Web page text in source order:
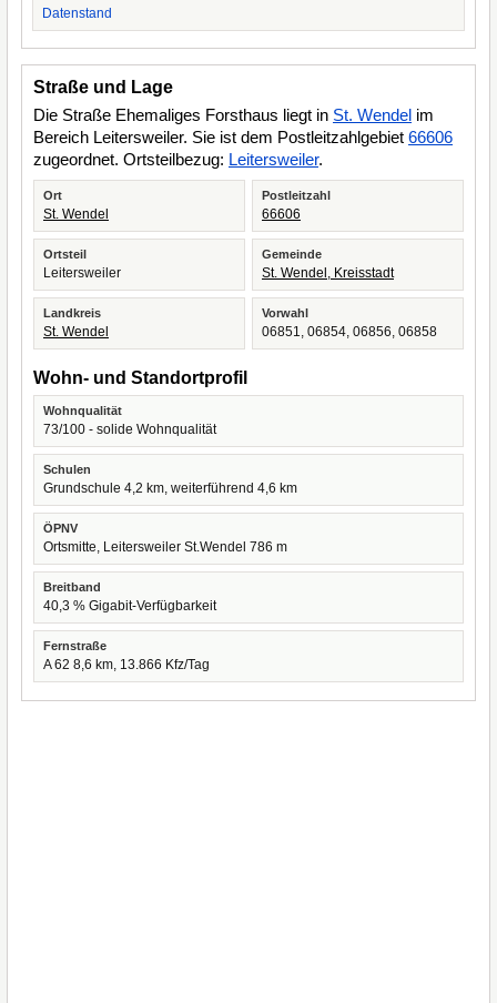
Datenstand
Straße und Lage
Die Straße Ehemaliges Forsthaus liegt in St. Wendel im
Bereich Leitersweiler. Sie ist dem Postleitzahlgebiet 66606
zugeordnet. Ortsteilbezug: Leitersweiler.
Ort
St. Wendel
Postleitzahl
66606
Ortsteil
Leitersweiler
Gemeinde
St. Wendel, Kreisstadt
Landkreis
St. Wendel
Vorwahl
06851, 06854, 06856, 06858
Wohn- und Standortprofil
Wohnqualität
73/100 - solide Wohnqualität
Schulen
Grundschule 4,2 km, weiterführend 4,6 km
ÖPNV
Ortsmitte, Leitersweiler St.Wendel 786 m
Breitband
40,3 % Gigabit-Verfügbarkeit
Fernstraße
A 62 8,6 km, 13.866 Kfz/Tag